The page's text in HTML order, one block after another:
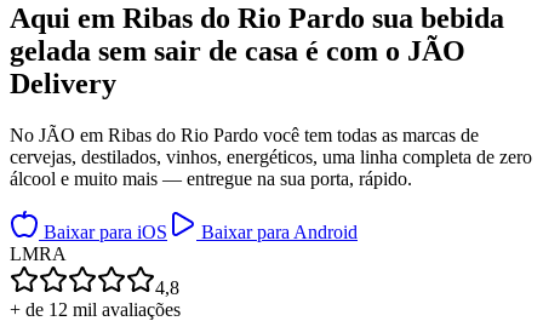
Aqui em Ribas do Rio Pardo sua bebida
gelada sem sair de casa é com o JÃO
Delivery
No JÃO em Ribas do Rio Pardo você tem todas as marcas de
cervejas, destilados, vinhos, energéticos, uma linha completa de zero
álcool e muito mais — entregue na sua porta, rápido.
Baixar para iOS
Baixar para Android
LMRA
4,8
+ de 12 mil avaliações